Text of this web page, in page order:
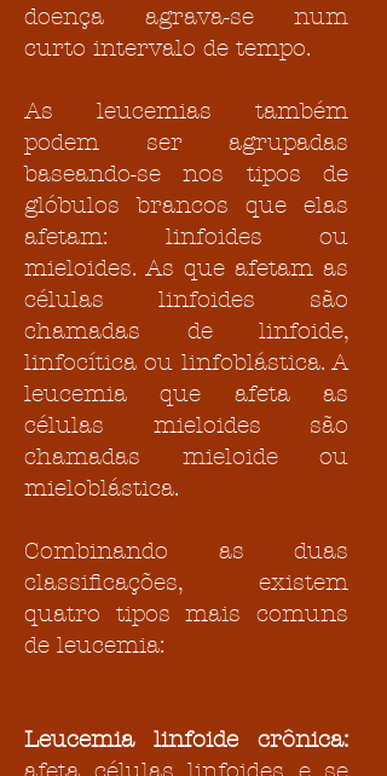
doença agrava-se num
curto intervalo de tempo.
As leucemias também
podem ser agrupadas
baseando-se nos tipos de
glóbulos brancos que elas
afetam: linfoides ou
mieloides. As que afetam as
células linfoides são
chamadas de linfoide,
linfocítica ou linfoblástica. A
leucemia que afeta as
células mieloides são
chamadas mieloide ou
mieloblástica.
Combinando as duas
classificações, existem
quatro tipos mais comuns
de leucemia:
Leucemia linfoide crônica: